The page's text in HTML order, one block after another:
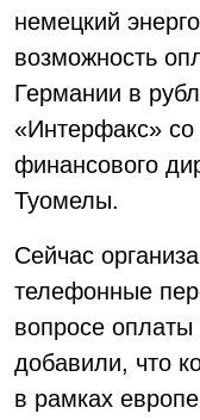
немецкий
возможность
Германии в
«Интерфакс»
финансового
Туомелы.
Сейчас
телефонные
вопросе
добавили, что
в рамках